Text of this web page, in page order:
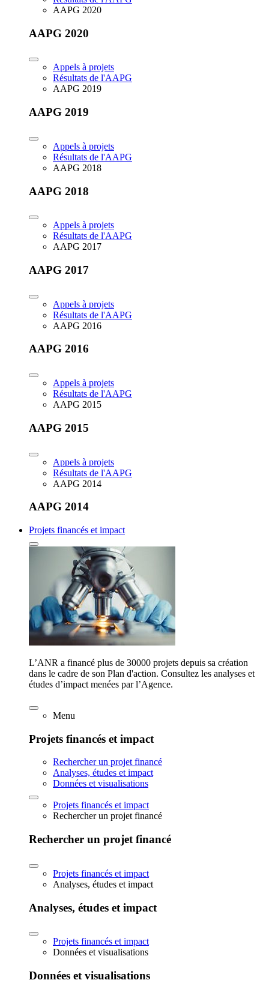
AAPG 2020
AAPG 2020
Appels à projets
Résultats de l'AAPG
AAPG 2019
AAPG 2019
Appels à projets
Résultats de l'AAPG
AAPG 2018
AAPG 2018
Appels à projets
Résultats de l'AAPG
AAPG 2017
AAPG 2017
Appels à projets
Résultats de l'AAPG
AAPG 2016
AAPG 2016
Appels à projets
Résultats de l'AAPG
AAPG 2015
AAPG 2015
Appels à projets
Résultats de l'AAPG
AAPG 2014
AAPG 2014
Projets financés et impact
L’ANR a financé plus de 30000 projets depuis sa création
dans le cadre de son Plan d'action. Consultez les analyses et
études d’impact menées par l’Agence.
Menu
Projets financés et impact
Rechercher un projet financé
Analyses, études et impact
Données et visualisations
Projets financés et impact
Rechercher un projet financé
Rechercher un projet financé
Projets financés et impact
Analyses, études et impact
Analyses, études et impact
Projets financés et impact
Données et visualisations
Données et visualisations